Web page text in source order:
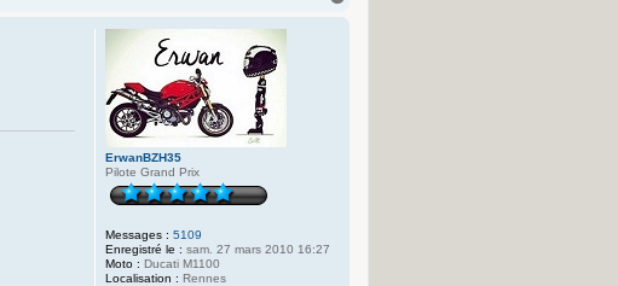
ErwanBZH35
Pilote Grand Prix
Messages : 5109
Enregistré le : sam. 27 mars 2010 16:27
Moto : Ducati M1100
Localisation : Rennes